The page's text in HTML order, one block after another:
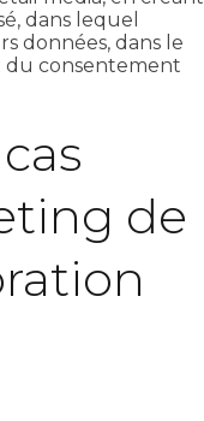
dans lequel
données, dans le
du consentement
de